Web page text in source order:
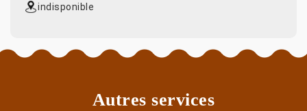
indisponible
Autres services